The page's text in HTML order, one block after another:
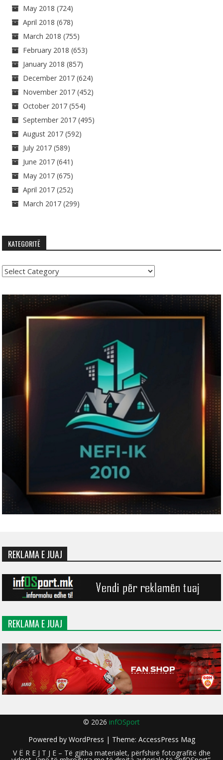
May 2018 (724)
April 2018 (678)
March 2018 (755)
February 2018 (653)
January 2018 (857)
December 2017 (624)
November 2017 (452)
October 2017 (554)
September 2017 (495)
August 2017 (592)
July 2017 (589)
June 2017 (641)
May 2017 (675)
April 2017 (252)
March 2017 (299)
KATEGORITË
Kategoritë
REKLAMA E JUAJ
REKLAMA E JUAJ
© 2026 infOSport
Powered by WordPress | Theme: AccessPress Mag
V Ë R E J T J E – Të gjitha materialet, përfshirë fotografitë dhe